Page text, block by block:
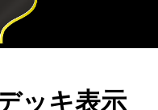
ッキ表示